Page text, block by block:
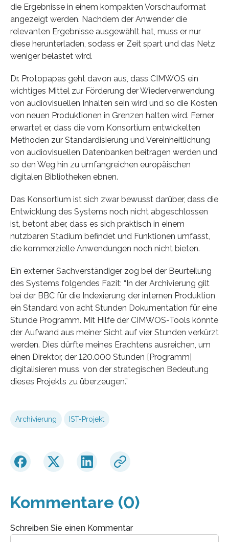
die Ergebnisse in einem kompakten Vorschauformat
angezeigt werden. Nachdem der Anwender die
relevanten Ergebnisse ausgewählt hat, muss er nur
diese herunterladen, sodass er Zeit spart und das Netz
weniger belastet wird.
Dr. Protopapas geht davon aus, dass CIMWOS ein
wichtiges Mittel zur Förderung der Wiederverwendung
von audiovisuellen Inhalten sein wird und so die Kosten
von neuen Produktionen in Grenzen halten wird. Ferner
erwartet er, dass die vom Konsortium entwickelten
Methoden zur Standardisierung und Vereinheitlichung
von audiovisuellen Datenbanken beitragen werden und
so den Weg hin zu umfangreichen europäischen
digitalen Bibliotheken ebnen.
Das Konsortium ist sich zwar bewusst darüber, dass die
Entwicklung des Systems noch nicht abgeschlossen
ist, betont aber, dass es sich praktisch in einem
nutzbaren Stadium befindet und Funktionen umfasst,
die kommerzielle Anwendungen noch nicht bieten.
Ein externer Sachverständiger zog bei der Beurteilung
des Systems folgendes Fazit: “In der Archivierung gilt
bei der BBC für die Indexierung der internen Produktion
ein Standard von acht Stunden Dokumentation für eine
Stunde Programm. Mit Hilfe der CIMWOS-Tools könnte
der Aufwand aus meiner Sicht auf vier Stunden verkürzt
werden. Dies dürfte meines Erachtens ausreichen, um
einen Direktor, der 120.000 Stunden [Programm]
digitalisieren muss, von der strategischen Bedeutung
dieses Projekts zu überzeugen.”
Archivierung IST-Projekt
Kommentare (0)
Schreiben Sie einen Kommentar